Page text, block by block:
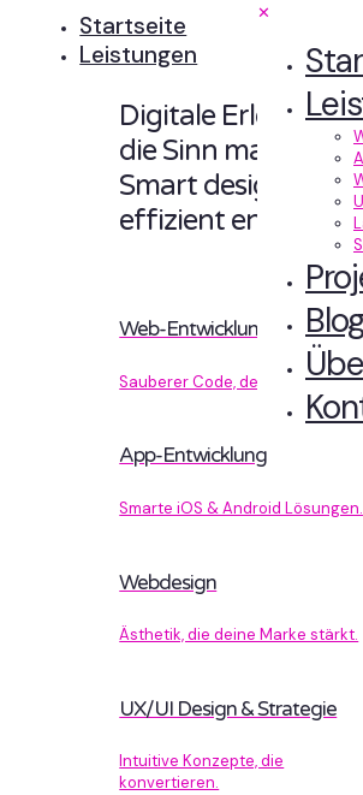
✕
Startseite
Leistungen
Digitale Erlebnisse,
die Sinn machen.
Smart designt und
effizient
Web-Entwicklung
Sauberer Code, der performt.
App-Entwicklung
Smarte iOS & Android Lösungen.
Webdesign
Ästhetik, die deine Marke stärkt.
UX/UI Design & Strategie
Intuitive Konzepte, die
konvertieren.